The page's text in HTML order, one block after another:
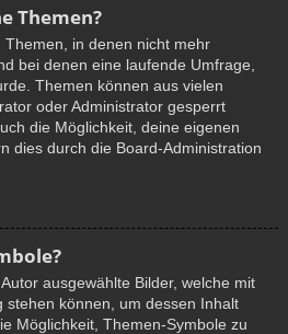
Themen?
in denen nicht mehr
bei denen eine laufende Umfrage,
Themen können aus vielen
oder Administrator gesperrt
die Möglichkeit, deine eigenen
dies durch die Board-Administration
ausgewählte Bilder, welche mit
stehen können, um dessen Inhalt
Möglichkeit, Themen-Symbole zu